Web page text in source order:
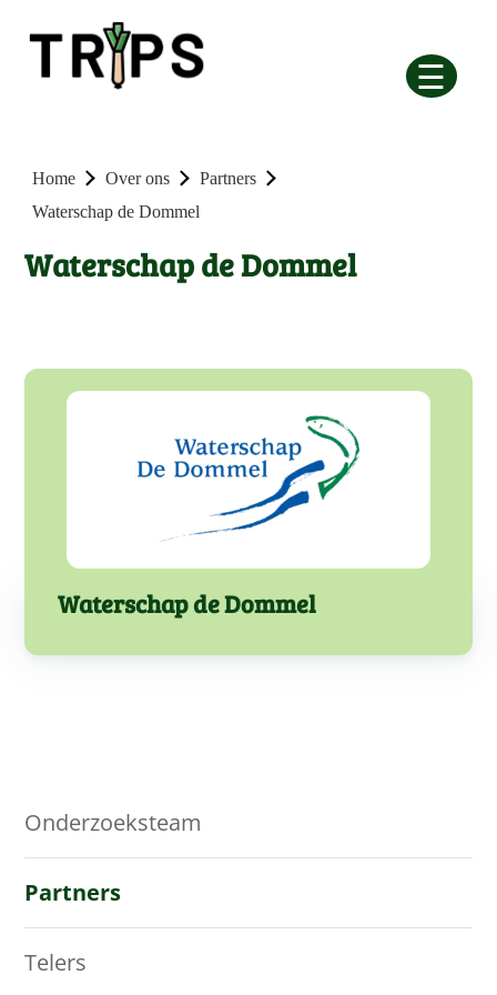
☰
Home Over ons
Partners
Waterschap de Dommel
Waterschap de Dommel
Waterschap de Dommel
Onderzoeksteam
Partners
Telers